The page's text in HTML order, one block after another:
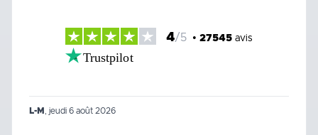
4/5 • 27545 avis
Trustpilot
L-M jeudi 6 août 2026